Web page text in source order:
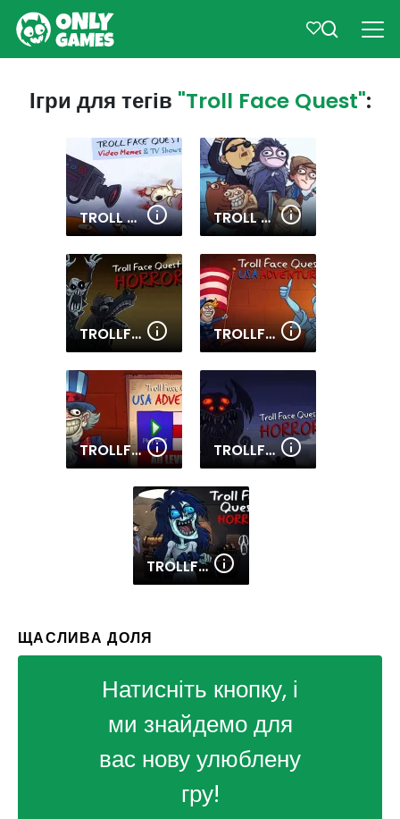
Ігри для тегів "Troll Face Quest":
TROLL FACE QUEST: VIDEO MEMES AND TV SHOWS: PART 2 TROLL FACE QUEST: VIDEO MEMES AND TV SHOWS: PART 1
TROLLFACE QUEST: HORROR 3 TROLLFACE QUEST: USA 2
TROLLFACE QUEST: USA 1 TROLLFACE QUEST: HORROR 2
TROLLFACE QUEST: HORROR 1
ЩАСЛИВА ДОЛЯ
Натисніть кнопку, і
ми знайдемо для
вас нову улюблену
гру!